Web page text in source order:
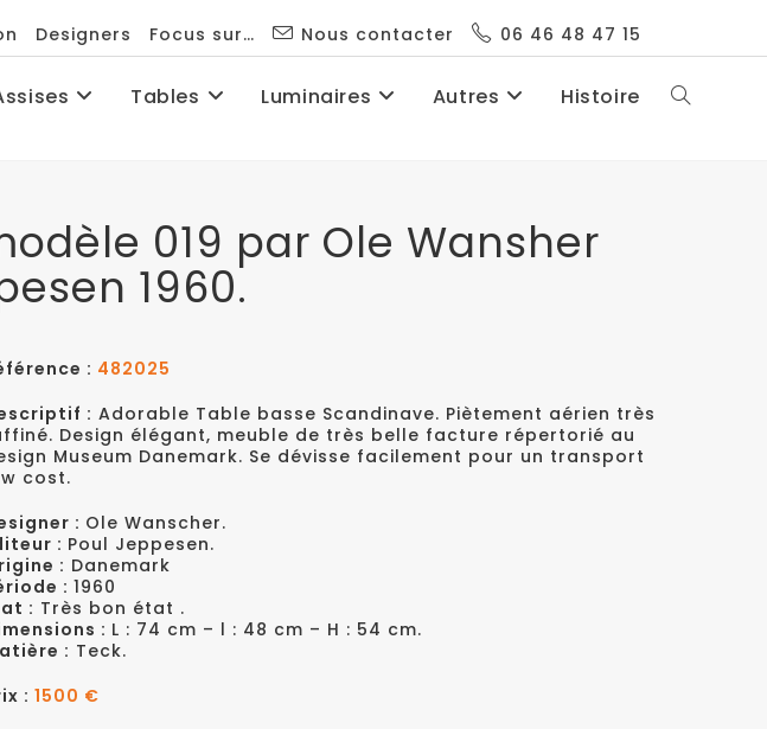
Designers Focus sur… Nous contacter 06 46 48 47 15
Tables Luminaires Autres Histoire
019 par Ole Wansher
1960.
: 482025
: Adorable Table basse Scandinave. Piètement aérien très
Design élégant, meuble de très belle facture répertorié au
Museum Danemark. Se dévisse facilement pour un transport
cost.
: Ole Wanscher.
: Poul Jeppesen.
: Danemark
: 1960
: Très bon état .
: L : 74 cm – l : 48 cm – H : 54 cm.
: Teck.
: 1500 €